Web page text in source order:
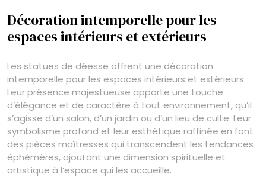
Décoration intemporelle pour les
espaces intérieurs et extérieurs
Les statues de déesse offrent une décoration
intemporelle pour les espaces intérieurs et extérieurs.
Leur présence majestueuse apporte une touche
d’élégance et de caractère à tout environnement, qu’il
s’agisse d’un salon, d’un jardin ou d’un lieu de culte. Leur
symbolisme profond et leur esthétique raffinée en font
des pièces maîtresses qui transcendent les tendances
éphémères, ajoutant une dimension spirituelle et
artistique à l’espace qui les accueille.